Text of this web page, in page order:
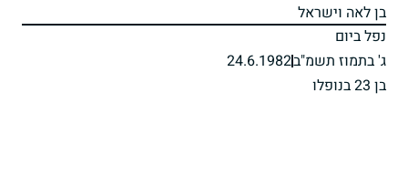
בן לאה וישראל
נפל ביום
ג' בתמוז תשמ"ב24.6.1982
בן 23 בנופלו